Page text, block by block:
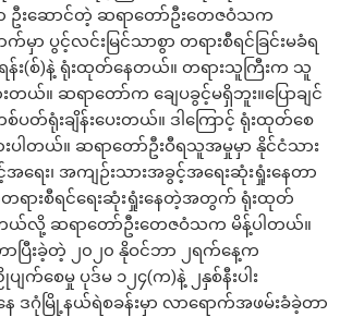
ာ ဦးဆောင်တဲ့ ဆရာတော်ဦးတေဇဝံသက
ာ ပွင့်လင်းမြင်သာစွာ တရားစီရင်ခြင်းမခံရ
န်း(စ်)နဲ့ ရုံးထုတ်နေတယ်။ တရားသူကြီးက သူ
းတယ်။ ဆရာတော်က ချေပခွင့်မရှိဘူး။ပြောချင်
စ်ပတ်ရုံးချိန်းပေးတယ်။ ဒါကြောင့် ရုံးထုတ်စေ
ပါတယ်။ ဆရာတော်ဦးဝီရသူအမှုမှာ နိုင်ငံသား
ေး၊ အကျဉ်းသားအခွင့်အရေးဆုံးရှုံးနေတာ
ရားစီရင်ရေးဆုံးရှုံးနေတဲ့အတွက် ရုံးထုတ်
တယ်လို့ ဆရာတော်ဦးတေဇဝံသက မိန့်ပါတယ်။
ပြီးခဲ့တဲ့ ၂၀၂၀ နိုဝင်ဘာ ၂ရက်နေ့က
စေမှု ပုဒ်မ ၁၂၄(က)နဲ့ ၂နှစ်နီးပါး
ေ ဒဂုံမြို့နယ်ရဲစခန်းမှာ လာရောက်အဖမ်းခံခဲ့တာ